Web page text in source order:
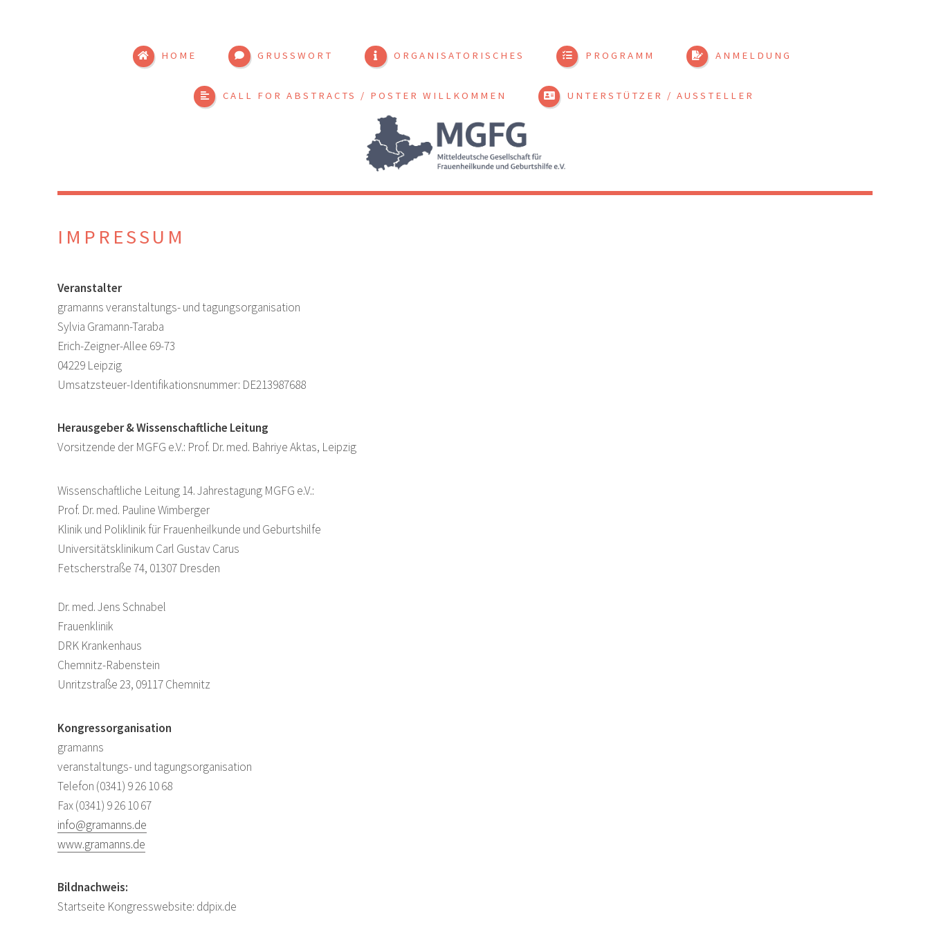
HOME GRUSSWORT ORGANISATORISCHES PROGRAMM ANMELDUNG
CALL FOR ABSTRACTS / POSTER WILLKOMMEN UNTERSTÜTZER / AUSSTELLER
IMPRESSUM
Veranstalter
gramanns veranstaltungs- und tagungsorganisation
Sylvia Gramann-Taraba
Erich-Zeigner-Allee 69-73
04229 Leipzig
Umsatzsteuer-Identifikationsnummer: DE213987688
Herausgeber & Wissenschaftliche Leitung
Vorsitzende der MGFG e.V.: Prof. Dr. med. Bahriye Aktas, Leipzig
Wissenschaftliche Leitung 14. Jahrestagung MGFG e.V.:
Prof. Dr. med. Pauline Wimberger
Klinik und Poliklinik für Frauenheilkunde und Geburtshilfe
Universitätsklinikum Carl Gustav Carus
Fetscherstraße 74, 01307 Dresden
Dr. med. Jens Schnabel
Frauenklinik
DRK Krankenhaus
Chemnitz-Rabenstein
Unritzstraße 23, 09117 Chemnitz
Kongressorganisation
gramanns
veranstaltungs- und tagungsorganisation
Telefon (0341) 9 26 10 68
Fax (0341) 9 26 10 67
info@gramanns.de
www.gramanns.de
Bildnachweis:
Startseite Kongresswebsite: ddpix.de